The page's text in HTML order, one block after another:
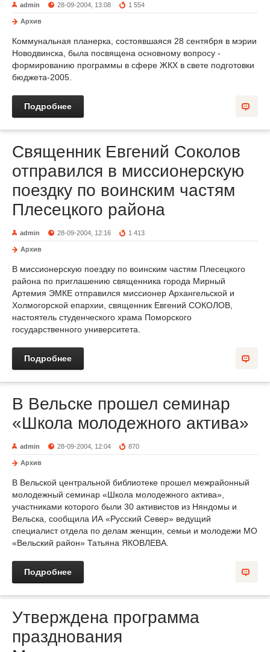
admin 28-09-2004, 13:08 1 554
Архив
Коммунальная планерка, состоявшаяся 28 сентября в мэрии
Новодвинска, была посвящена основному вопросу -
формированию программы в сфере ЖКХ в свете подготовки
бюджета-2005.
Подробнее
Священник Евгений Соколов
отправился в миссионерскую
поездку по воинским частям
Плесецкого района
admin 28-09-2004, 12:16 1 413
Архив
В миссионерскую поездку по воинским частям Плесецкого
района по приглашению священника города Мирный
Артемия ЭМКЕ отправился миссионер Архангельской и
Холмогорской епархии, священник Евгений СОКОЛОВ,
настоятель студенческого храма Поморского
государственного университета.
Подробнее
В Вельске прошел семинар
«Школа молодежного актива»
admin 28-09-2004, 12:04 870
Архив
В Вельской центральной библиотеке прошел межрайонный
молодежный семинар «Школа молодежного актива»,
участниками которого были 30 активистов из Няндомы и
Вельска, сообщила ИА «Русский Север» ведущий
специалист отдела по делам женщин, семьи и молодежи МО
«Вельский район» Татьяна ЯКОВЛЕВА.
Подробнее
Утверждена программа
празднования